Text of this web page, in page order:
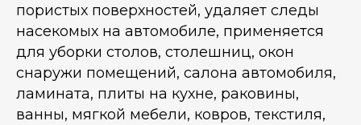
пористых поверхностей, удаляет следы
насекомых на автомобиле, применяется
для уборки столов, столешниц, окон
снаружи помещений, салона автомобиля,
ламината, плиты на кухне, раковины,
ванны, мягкой мебели, ковров, текстиля,